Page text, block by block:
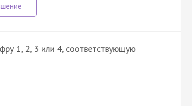
1, 2, 3 или 4, соответствующую